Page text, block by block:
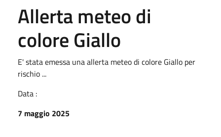
Allerta meteo di
colore Giallo
E' stata emessa una allerta meteo di colore Giallo per
rischio ...
Data :
7 maggio 2025